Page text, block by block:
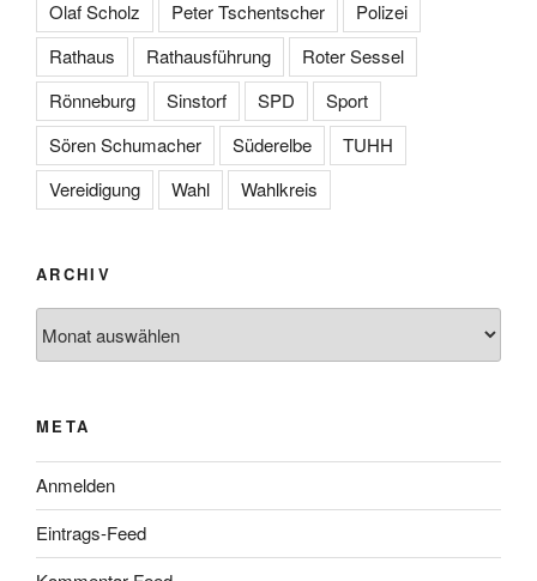
Olaf Scholz
Peter Tschentscher
Polizei
Rathaus
Rathausführung
Roter Sessel
Rönneburg
Sinstorf SPD
Sport
Sören Schumacher
Süderelbe
TUHH
Vereidigung
Wahl Wahlkreis
ARCHIV
META
Anmelden
Eintrags-Feed